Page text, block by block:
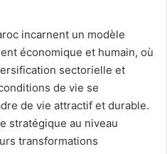
incarnent un modèle
économique et humain, où
sectorielle et
de vie se
de vie attractif et durable.
stratégique au niveau
transformations